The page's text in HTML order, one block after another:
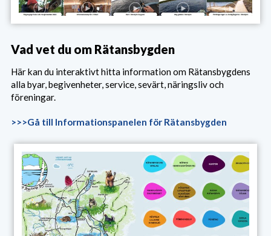
Vad vet du om Rätansbygden
Här kan du interaktivt hitta information om Rätansbygdens
alla byar, begivenheter, service, sevärt, näringsliv och
föreningar.
>>>Gå till Informationspanelen för Rätansbygden